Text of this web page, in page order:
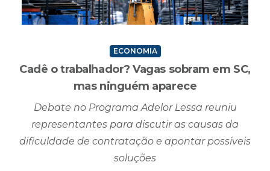
ECONOMIA
Cadê o trabalhador? Vagas sobram em SC,
mas ninguém aparece
Debate no Programa Adelor Lessa reuniu
representantes para discutir as causas da